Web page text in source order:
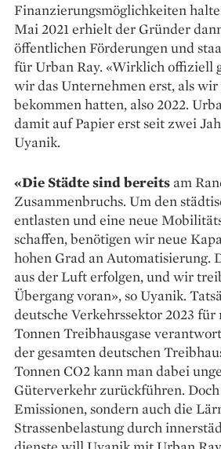
Finanzierungsmöglichkeiten
Mai 2021 ­erhielt der Gründer
öffentlichen Förderungen und
für Urban Ray. «Wirklich offiziell
wir das Unternehmen erst, als
bekommen ­hatten, also 2022.
damit auf Papier erst seit zwei
Uyanik.
«Die Städte sind bereits am
Zusammenbruchs. Um den
entlasten und eine neue
schaffen, benötigen wir neue
hohen Grad an Automatisierung.
aus der Luft erfolgen, und wir
Übergang voran», so Uyanik.
deutsche Verkehrssektor 2023
Tonnen Treibhausgase
der gesamten deutschen
Tonnen CO2 kann man dabei
Güter­verkehr zurückführen.
Emissionen, sondern auch die
Strassenbelastung durch